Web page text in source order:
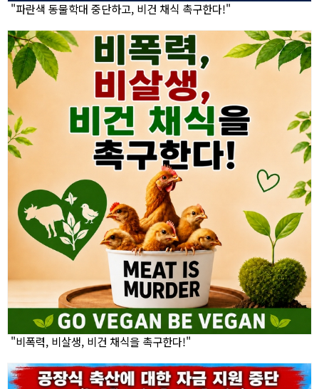
"파란색 동물학대 중단하고, 비건 채식 촉구한다!"
"비폭력, 비살생, 비건 채식을 촉구한다!"